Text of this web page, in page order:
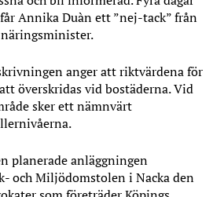
Annika Duàn ett ”nej-tack” från
anger att riktvärdena för
överskridas vid bostäderna. Vid
sker ett nämnvärt
planerade anläggningen
och Miljödomstolen i Nacka den